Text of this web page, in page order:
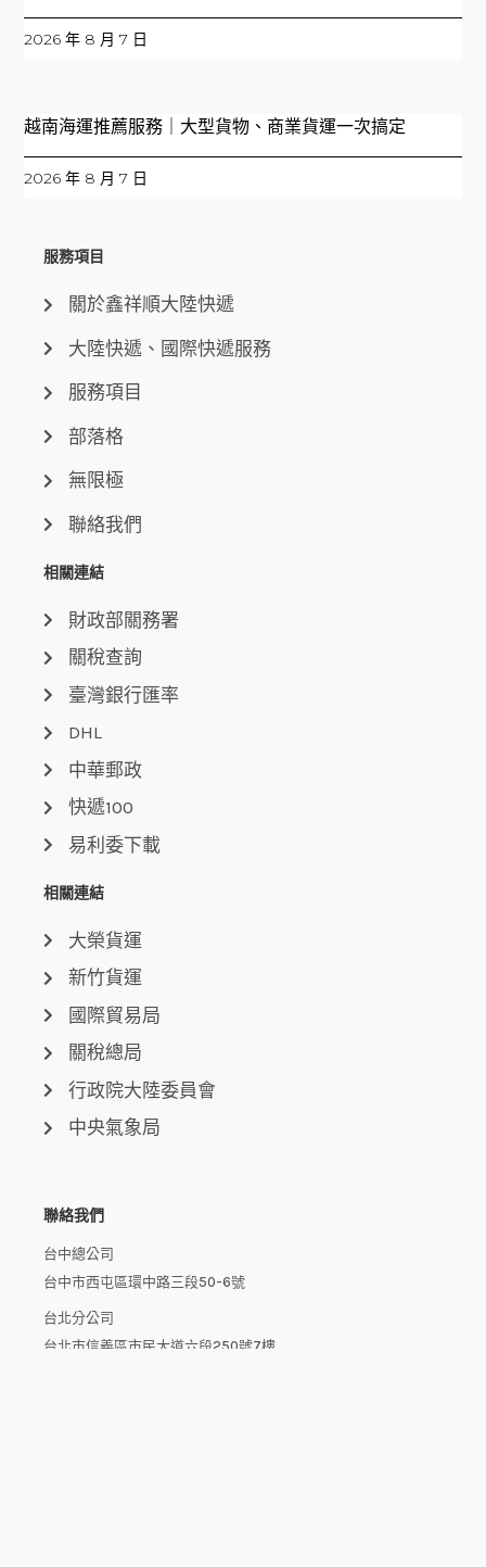
2026 年 8 月 7 日
越南海運推薦服務｜大型貨物、商業貨運一次搞定
2026 年 8 月 7 日
服務項目
關於鑫祥順大陸快遞
大陸快遞、國際快遞服務
服務項目
部落格
無限極
聯絡我們
相關連結
財政部關務署
關稅查詢
臺灣銀行匯率
DHL
中華郵政
快遞100
易利委下載
相關連結
大榮貨運
新竹貨運
國際貿易局
關稅總局
行政院大陸委員會
中央氣象局
聯絡我們
台中總公司
台中市西屯區環中路三段50-6號
台北分公司
台北市信義區市民大道六段250號7樓